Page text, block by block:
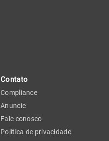
Contato
Compliance
Anuncie
Fale conosco
Política de privacidade